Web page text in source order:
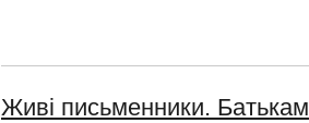
Живі письменники. Батькам